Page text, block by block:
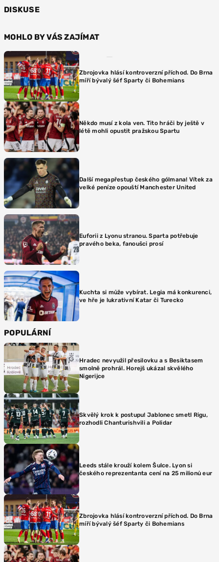
DISKUSE
MOHLO BY VÁS ZAJÍMAT
Zbrojovka hlásí kontroverzní příchod. Do Brna
míří bývalý šéf Sparty či Bohemians
Někdo musí z kola ven. Tito hráči by ještě v
létě mohli opustit pražskou Spartu
Další megapřestup českého gólmana! Vítek za
velké peníze opouští Manchester United
Euforii z Lyonu stranou. Sparta potřebuje
pravého beka, fanoušci prosí
Kuchta si může vybírat. Legia má konkurenci,
ve hře je lukrativní Katar či Turecko
POPULÁRNÍ
Hradec nevyužil přesilovku a s Besiktasem
smolně prohrál. Horejš ukázal skvělého
Nigerijce
Skvělý krok k postupu! Jablonec smetl Rigu,
rozhodli Chanturishvili a Polidar
Leeds stále krouží kolem Šulce. Lyon si
českého reprezentanta cení na 25 milionů eur
Zbrojovka hlásí kontroverzní příchod. Do Brna
míří bývalý šéf Sparty či Bohemians